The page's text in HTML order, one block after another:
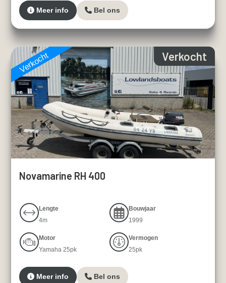
Meer info Bel ons
Verkocht
Verkocht
Novamarine RH 400
Lengte
4m
Bouwjaar
1999
Motor
Yamaha 25pk
Vermogen
25pk
Meer info Bel ons